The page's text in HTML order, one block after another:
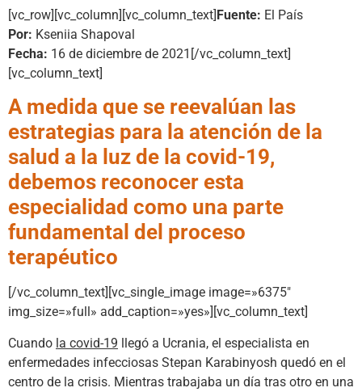
[vc_row][vc_column][vc_column_text]Fuente: El País
Por: Kseniia Shapoval
Fecha: 16 de diciembre de 2021[/vc_column_text]
[vc_column_text]
A medida que se reevalúan las
estrategias para la atención de la
salud a la luz de la covid-19,
debemos reconocer esta
especialidad como una parte
fundamental del proceso
terapéutico
[/vc_column_text][vc_single_image image=»6375″
img_size=»full» add_caption=»yes»][vc_column_text]
Cuando la covid-19 llegó a Ucrania, el especialista en
enfermedades infecciosas Stepan Karabinyosh quedó en el
centro de la crisis. Mientras trabajaba un día tras otro en una